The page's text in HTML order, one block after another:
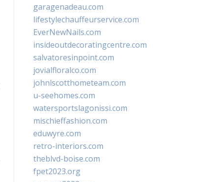
garagenadeau.com
lifestylechauffeurservice.com
EverNewNails.com
insideoutdecoratingcentre.com
salvatoresinpoint.com
jovialfloralco.com
johnlscotthometeam.com
u-seehomes.com
watersportslagonissi.com
mischieffashion.com
eduwyre.com
retro-interiors.com
theblvd-boise.com
fpet2023.org